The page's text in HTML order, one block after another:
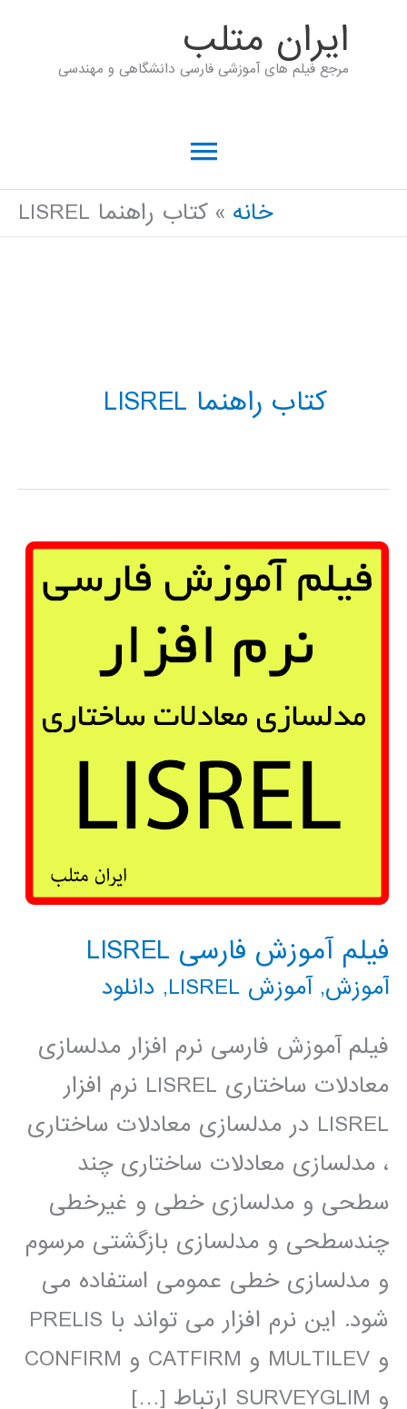
ايران متلب
مرجع فیلم های آموزشی فارسی دانشگاهی و مهندسی
فهرست
اصلی خانه کتاب راهنما LISREL
کتاب راهنما LISREL
فیلم آموزش فارسی LISREL
آموزش,آموزش LISREL , دانلود
فیلم آموزش فارسی نرم افزار مدلسازی
معادلات ساختاری LISREL نرم افزار
LISREL در مدلسازی معادلات ساختاری
، مدلسازی معادلات ساختاری چند
سطحی و مدلسازی خطی و غیرخطی
چندسطحی و مدلسازی بازگشتی مرسوم
و مدلسازی خطی عمومی استفاده می
شود. این نرم افزار می تواند با PRELIS
و MULTILEV و CATFIRM و CONFIRM
و SURVEYGLIM ارتباط […]